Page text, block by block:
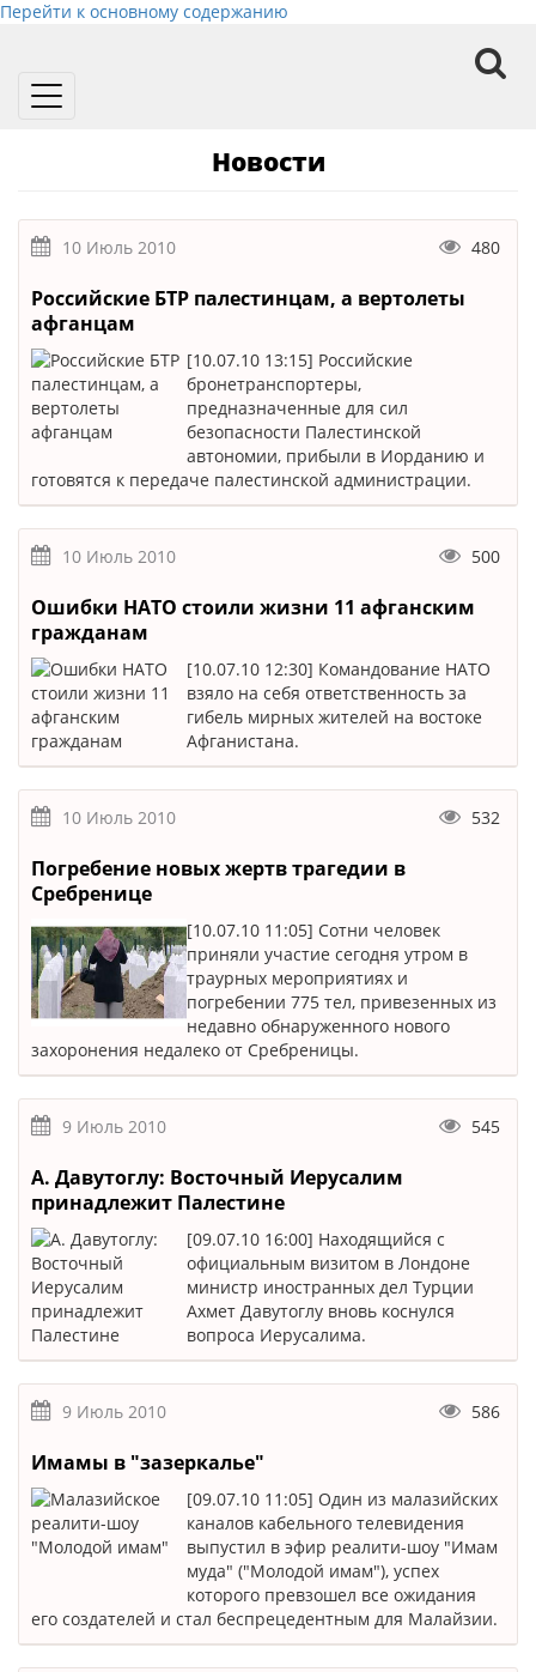
Перейти к основному содержанию
Toggle
Новости
10 Июль 2010 480
Российские БТР палестинцам, а вертолеты
афганцам
[10.07.10 13:15] Российские
бронетранспортеры,
предназначенные для сил
безопасности Палестинской
автономии, прибыли в Иорданию и
готовятся к передаче палестинской администрации.
10 Июль 2010 500
Ошибки НАТО стоили жизни 11 афганским
гражданам
[10.07.10 12:30] Командование НАТО
взяло на себя ответственность за
гибель мирных жителей на востоке
Афганистана.
10 Июль 2010 532
Погребение новых жертв трагедии в
Сребренице
[10.07.10 11:05] Сотни человек
приняли участие сегодня утром в
траурных мероприятиях и
погребении 775 тел, привезенных из
недавно обнаруженного нового
захоронения недалеко от Сребреницы.
9 Июль 2010 545
А. Давутоглу: Восточный Иерусалим
принадлежит Палестине
[09.07.10 16:00] Находящийся с
официальным визитом в Лондоне
министр иностранных дел Турции
Ахмет Давутоглу вновь коснулся
вопроса Иерусалима.
9 Июль 2010 586
Имамы в "зазеркалье"
[09.07.10 11:05] Один из малазийских
каналов кабельного телевидения
выпустил в эфир реалити-шоу "Имам
муда" ("Молодой имам"), успех
которого превзошел все ожидания
его создателей и стал беспрецедентным для Малайзии.